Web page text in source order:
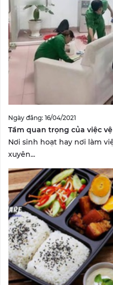
Ngày đăng: 16/04/2021
Tầm quan trọng của việc
Nơi sinh hoạt hay nơi làm
xuyên...